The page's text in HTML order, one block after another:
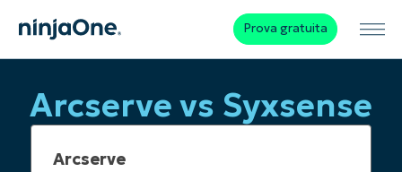
Prova gratuita
Arcserve vs Syxsense